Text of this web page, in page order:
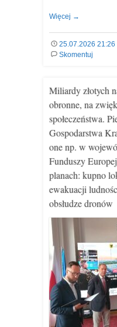
Więcej →
25.07.2026 21:26
Skomentuj
Miliardy złotych
obronne, na
społeczeństwa.
Gospodarstwa
one np. w
Funduszy
planach: kupno
ewakuacji
obsłudze dronów